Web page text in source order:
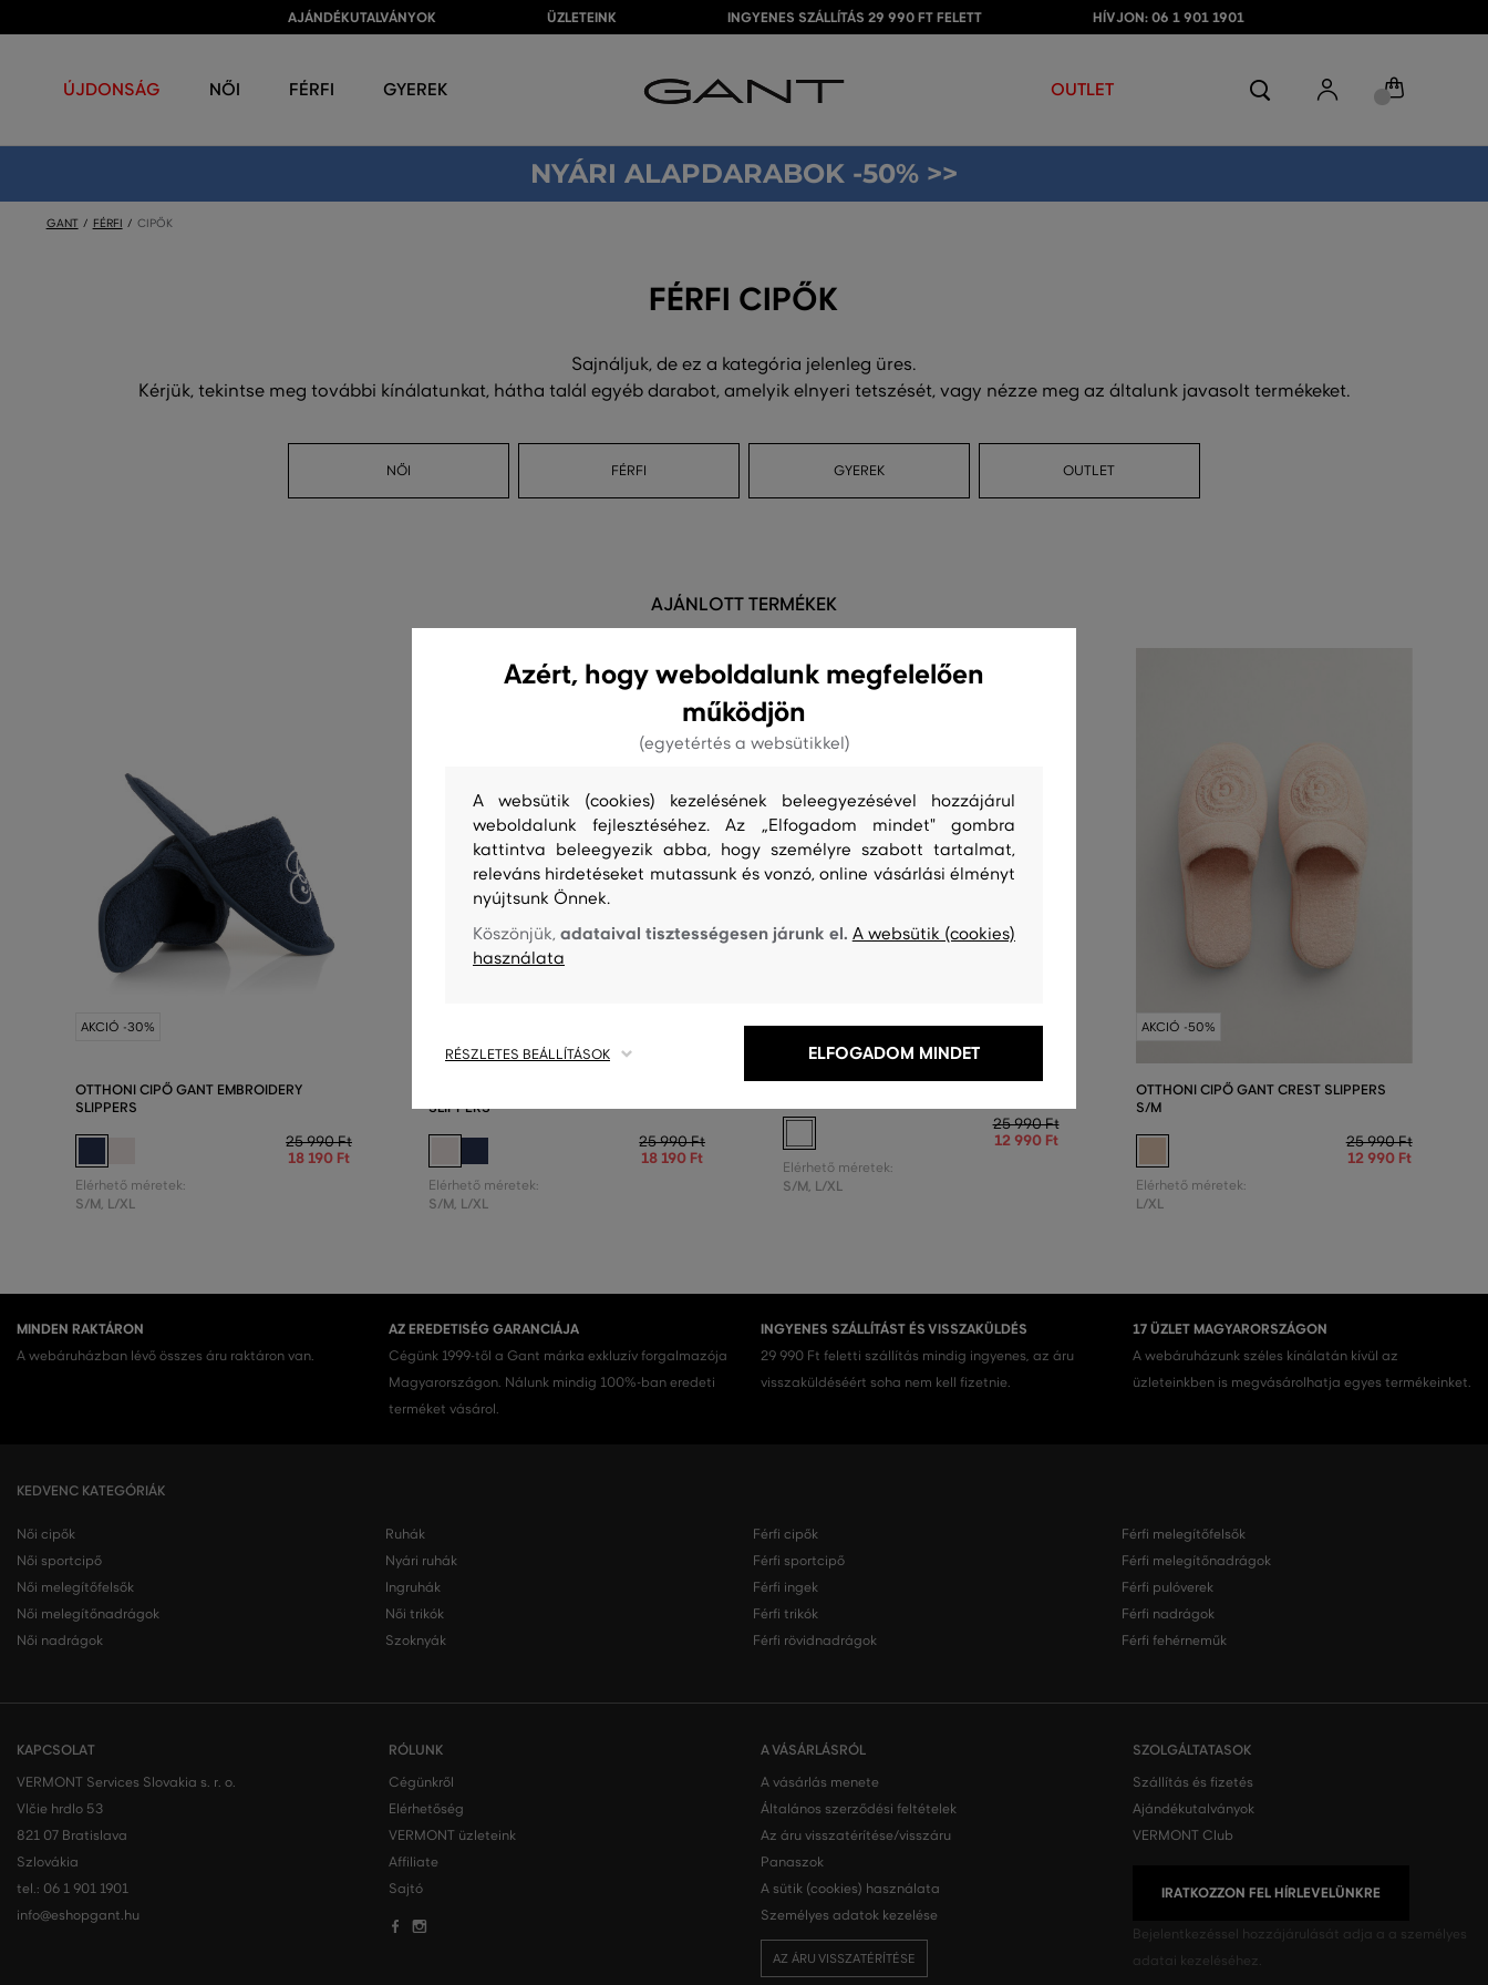
AJÁNDÉKUTALVÁNYOK ÜZLETEINK INGYENES SZÁLLÍTÁS 29 990 FT FELETT HÍVJON: 06 1 901 1901
ÚJDONSÁG NŐI FÉRFI GYEREK OUTLET
NYÁRI ALAPDARABOK -50% >>
GANT FÉRFI CIPŐK
FÉRFI CIPŐK
Sajnáljuk, de ez a kategória jelenleg üres.
Kérjük, tekintse meg további kínálatunkat, hátha talál egyéb darabot, amelyik elnyeri tetszését, vagy nézze meg az általunk javasolt termékeket.
NŐI FÉRFI GYEREK OUTLET
AJÁNLOTT TERMÉKEK
AKCIÓ -30%
OTTHONI CIPŐ GANT EMBROIDERY
SLIPPERS
25 990 Ft
18 190 Ft
Elérhető méretek:
S/M, L/XL
SLIPPERS
25 990 Ft
18 190 Ft
Elérhető méretek:
S/M, L/XL
AKCIÓ -50%
25 990 Ft
12 990 Ft
Elérhető méretek:
S/M, L/XL
AKCIÓ -50%
OTTHONI CIPŐ GANT CREST SLIPPERS
S/M
25 990 Ft
12 990 Ft
Elérhető méretek:
L/XL
MINDEN RAKTÁRON
A webáruházban lévő összes áru raktáron van.
AZ EREDETISÉG GARANCIÁJA
Cégünk 1999-től a Gant márka exkluzív forgalmazója
Magyarországon. Nálunk mindig 100%-ban eredeti
terméket vásárol.
INGYENES SZÁLLÍTÁST ÉS VISSZAKÜLDÉS
29 990 Ft feletti szállítás mindig ingyenes, az áru
visszaküldéséért soha nem kell fizetnie.
17 ÜZLET MAGYARORSZÁGON
A webáruházunk széles kínálatán kívül az
üzleteinkben is megvásárolhatja egyes termékeinket.
KEDVENC KATEGÓRIÁK
Női cipők
Női sportcipő
Női melegítőfelsők
Női melegítőnadrágok
Női nadrágok
Ruhák
Nyári ruhák
Ingruhák
Női trikók
Szoknyák
Férfi cipők
Férfi sportcipő
Férfi ingek
Férfi trikók
Férfi rövidnadrágok
Férfi melegítőfelsők
Férfi melegítőnadrágok
Férfi pulóverek
Férfi nadrágok
Férfi fehérneműk
KAPCSOLAT
VERMONT Services Slovakia s. r. o.
Vlčie hrdlo 53
821 07 Bratislava
Szlovákia
tel.: 06 1 901 1901
info@eshopgant.hu
RÓLUNK
Cégünkről
Elérhetőség
VERMONT üzleteink
Affiliate
Sajtó
A VÁSÁRLÁSRÓL
A vásárlás menete
Általános szerződési feltételek
Az áru visszatérítése/visszáru
Panaszok
A sütik (cookies) használata
Személyes adatok kezelése
AZ ÁRU VISSZATÉRÍTÉSE
SZOLGÁLTATASOK
Szállítás és fizetés
Ajándékutalványok
VERMONT Club
IRATKOZZON FEL HÍRLEVELÜNKRE
Bejelentkezéssel hozzájárulását adja a a személyes
adatai kezeléséhez.
Azért, hogy weboldalunk megfelelően
működjön
(egyetértés a websütikkel)
A websütik (cookies) kezelésének beleegyezésével hozzájárul
weboldalunk fejlesztéséhez. Az „Elfogadom mindet" gombra
kattintva beleegyezik abba, hogy személyre szabott tartalmat,
releváns hirdetéseket mutassunk és vonzó, online vásárlási élményt
nyújtsunk Önnek.
Köszönjük,adataival tisztességesen járunk el. A websütik (cookies)
használata
RÉSZLETES BEÁLLÍTÁSOK ELFOGADOM MINDET